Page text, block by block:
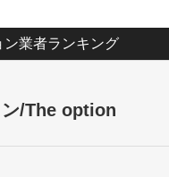
業者ランキング
/The option